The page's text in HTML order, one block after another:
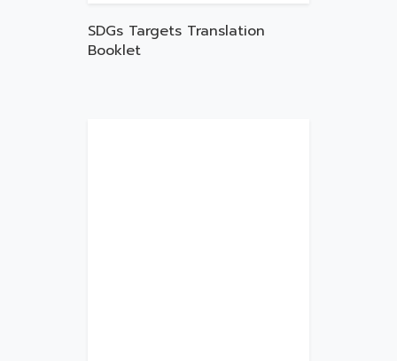
SDGs Targets Translation
Booklet